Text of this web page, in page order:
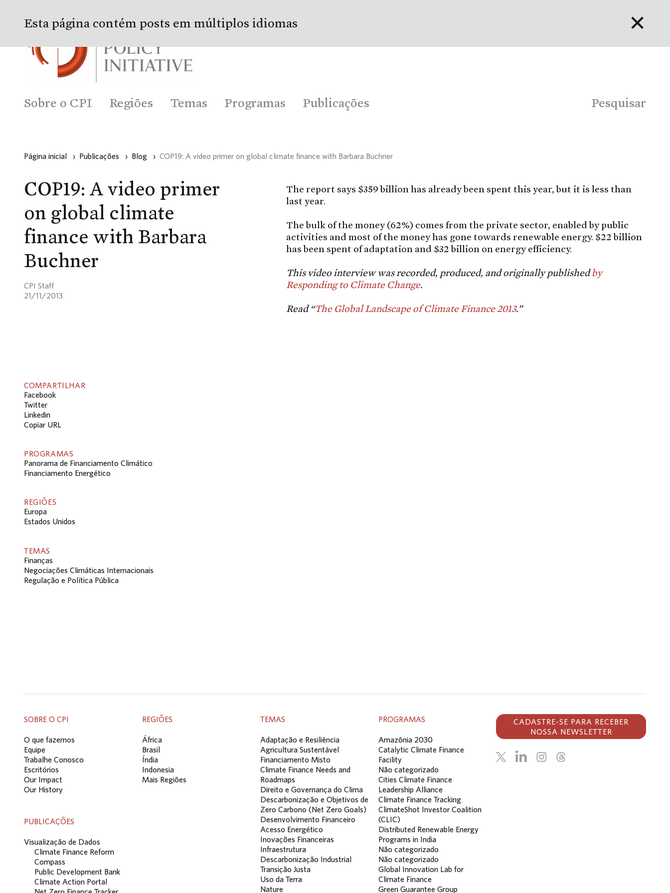
Português
Sobre o CPI Regiões Temas Programas Publicações Pesquisar
Página inicial › Publicações › Blog › COP19: A video primer on global climate finance with Barbara Buchner
COP19: A video primer
on global climate
finance with Barbara
Buchner
CPI Staff
21/11/2013
COMPARTILHAR
Facebook
Twitter
Linkedin
Copiar URL
PROGRAMAS
Panorama de Financiamento Climático
Financiamento Energético
REGIÕES
Europa
Estados Unidos
TEMAS
Finanças
Negociações Climáticas Internacionais
Regulação e Política Pública
The report says $359 billion has already been spent this year, but it is less than
last year.
The bulk of the money (62%) comes from the private sector, enabled by public
activities and most of the money has gone towards renewable energy. $22 billion
has been spent of adaptation and $32 billion on energy efficiency.
This video interview was recorded, produced, and originally publishedby
Responding to Climate Change.
Read “The Global Landscape of Climate Finance 2013.”
SOBRE O CPI
O que fazemos
Equipe
Trabalhe Conosco
Escritórios
Our Impact
Our History
REGIÕES
África
Brasil
Índia
Indonesia
Mais Regiões
TEMAS
Adaptação e Resiliência
Agricultura Sustentável
Financiamento Misto
Climate Finance Needs and
Roadmaps
Direito e Governança do Clima
Descarbonização e Objetivos de
Zero Carbono (Net Zero Goals)
Desenvolvimento Financeiro
Acesso Energético
Inovações Financeiras
Infraestrutura
Descarbonização Industrial
Transição Justa
Uso da Terra
Nature
PROGRAMAS
Amazônia 2030
Catalytic Climate Finance
Facility
Não categorizado
Cities Climate Finance
Leadership Alliance
Climate Finance Tracking
ClimateShot Investor Coalition
(CLIC)
Distributed Renewable Energy
Programs in India
Não categorizado
Não categorizado
Global Innovation Lab for
Climate Finance
Green Guarantee Group
PUBLICAÇÕES
Visualização de Dados
Climate Finance Reform
Compass
Public Development Bank
Climate Action Portal
CADASTRE-SE PARA RECEBER
NOSSA NEWSLETTER
✕
Esta página contém posts em múltiplos idiomas